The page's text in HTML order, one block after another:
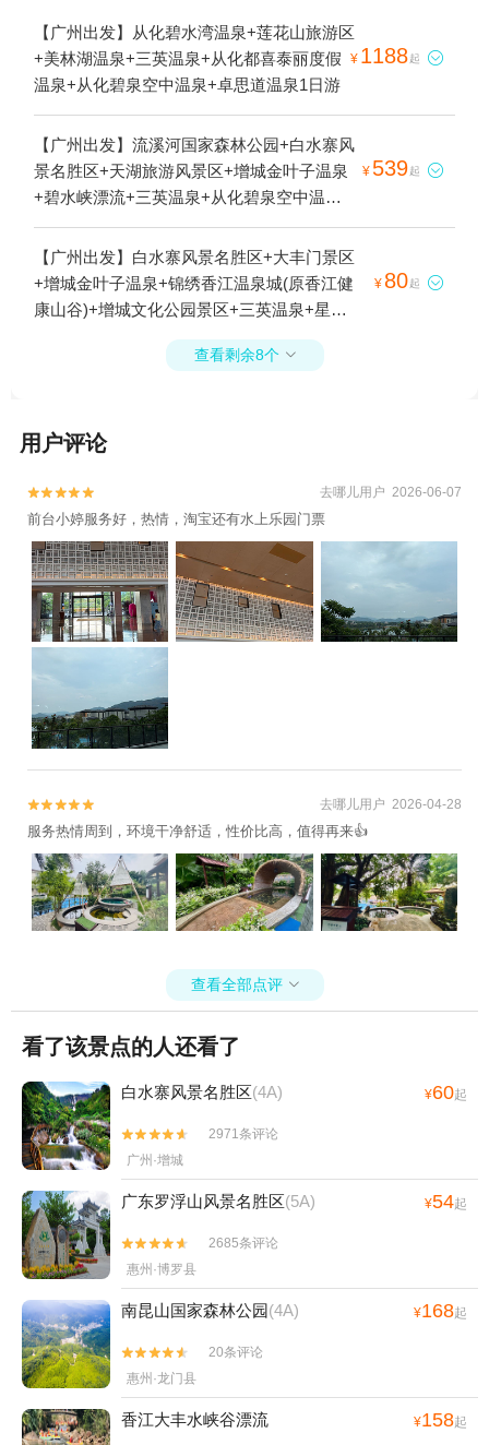
【广州出发】从化碧水湾温泉+莲花山旅游区
+美林湖温泉+三英温泉+从化都喜泰丽度假
温泉+从化碧泉空中温泉+卓思道温泉1日游
¥ 1188起 
【广州出发】流溪河国家森林公园+白水寨风
景名胜区+天湖旅游风景区+增城金叶子温泉
+碧水峡漂流+三英温泉+从化碧泉空中温泉
+卓思道温泉+五指山+白水寨嘉华温泉+亿城
泉说温泉+森林海嬉水乐园1日游
¥ 539起 
【广州出发】白水寨风景名胜区+大丰门景区
+增城金叶子温泉+锦绣香江温泉城(原香江健
康山谷)+增城文化公园景区+三英温泉+星罗
纪大森林景区(广州二龙山花园)+白水寨嘉华
温泉+七彩澳游世界+白水寨直升机观光基地1
¥ 80起 
查看剩余8个 
用户评论

 去哪儿用户 2026-06-07
前台小婷服务好，热情，淘宝还有水上乐园门票

 去哪儿用户 2026-04-28
服务热情周到，环境干净舒适，性价比高，值得再来👍
查看全部点评 
看了该景点的人还看了
白水寨风景名胜区(4A) ¥60起


2971条评论
广州·增城
广东罗浮山风景名胜区(5A) ¥54起


2685条评论
惠州·博罗县
南昆山国家森林公园(4A) ¥168起


20条评论
惠州·龙门县
香江大丰水峡谷漂流 ¥158起